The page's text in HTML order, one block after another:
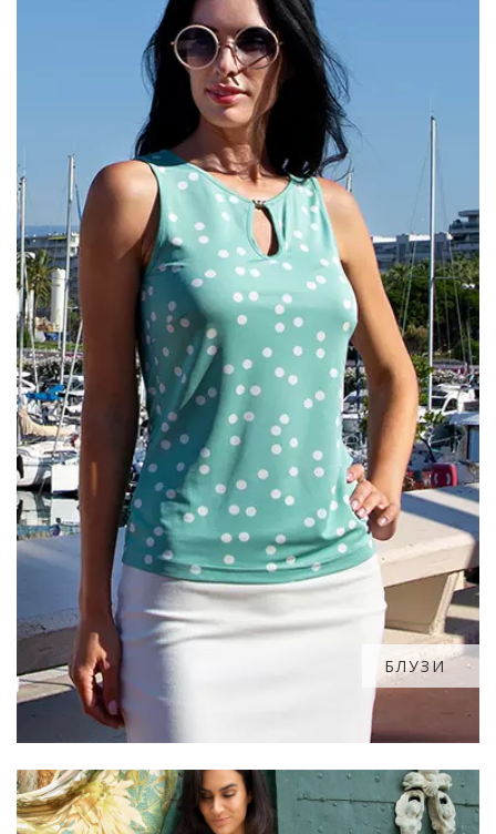
БЛУЗИ